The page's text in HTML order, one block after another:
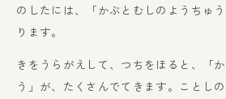
のしたには、「かぶとむしのようちゅ
ります。
きをうらがえして、つちをほると、「
う」が、たくさんでてきます。ことし